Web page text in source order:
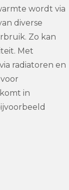
wordt via
diverse
Zo kan
Met
radiatoren en
in